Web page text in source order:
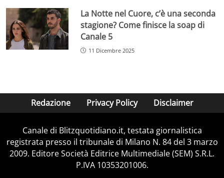
La Notte nel Cuore, c’è una seconda
stagione? Come finisce la soap di
Canale 5
11 Dicembre 2025
Redazione Privacy Policy Disclaimer
Canale di Blitzquotidiano.it, testata giornalistica
registrata presso il tribunale di Milano N. 84 del 3 marzo
2009. Editore Società Editrice Multimediale (SEM) S.R.L.
P.IVA 10353201006.